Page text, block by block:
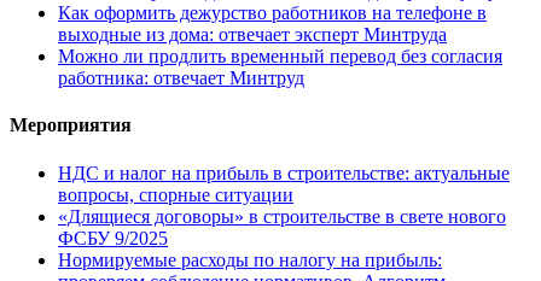
Как оформить дежурство работников на телефоне в
выходные из дома: отвечает эксперт Минтруда
Можно ли продлить временный перевод без согласия
работника: отвечает Минтруд
Мероприятия
НДС и налог на прибыль в строительстве: актуальные
вопросы, спорные ситуации
«Длящиеся договоры» в строительстве в свете нового
ФСБУ 9/2025
Нормируемые расходы по налогу на прибыль: